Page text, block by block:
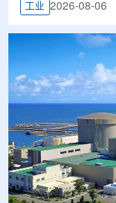
工业 2026-08-06